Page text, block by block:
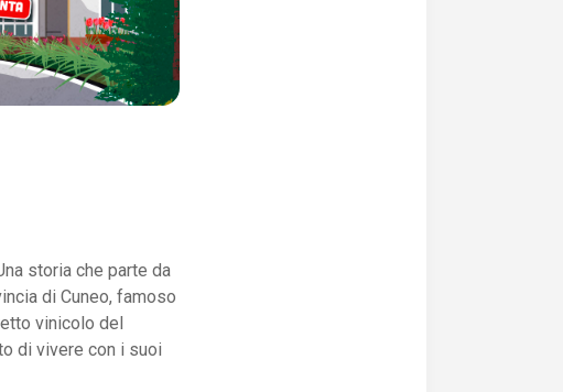
storia che parte da
di Cuneo, famoso
vinicolo del
di vivere con i suoi